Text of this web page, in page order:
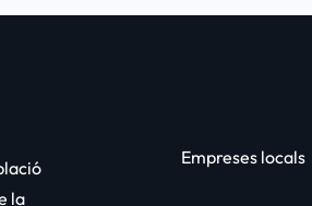
la
Empreses locals